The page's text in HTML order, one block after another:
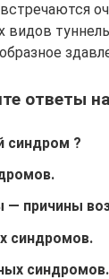
видов
ответы
синдром ?
причины
синдромов.
синдромов.